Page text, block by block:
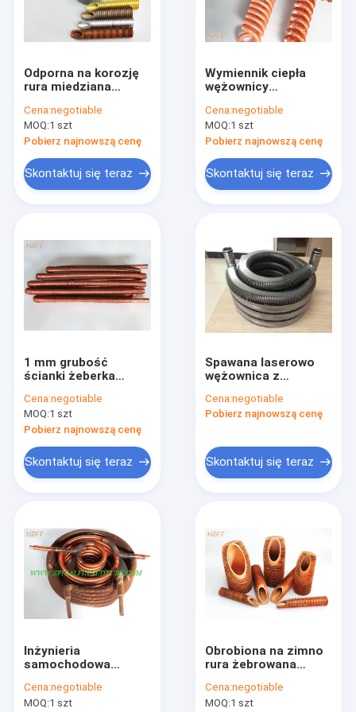
Dom
Produkty
Wycieczka po fabryce
Kontrola jakości
Poprosić o wycenę
Spiralna rura żebrowana
Miedziana rura żebrowana
Aluminiowa rura żebrowa
Wytłaczana rura płetwowa
Rura żebrowana ze stali nierdzewnej
Odporna na korozję
rura miedziana
odpowiednia do
kotłów
kondensacyjnych
Cena:negotiable
MOQ:1 szt
Pobierz najnowszą cenę
Skontaktuj się teraz
Wymiennik ciepła
wężownicy
ISO w skraplaczu
chłodniczym /
parowniku
Cena:negotiable
MOQ:1 szt
Pobierz najnowszą cenę
Skontaktuj się teraz
1 mm grubość
ścianki żeberka
cewki z materiałem
C12000 / C12200
Cena:negotiable
MOQ:1 szt
Pobierz najnowszą cenę
Skontaktuj się teraz
Spawana laserowo
wężownica z
chłodnicy oleju /
układu słonecznego /
Cena:negotiable
Pobierz najnowszą cenę
Skontaktuj się teraz
Inżynieria
samochodowa
żebrowaną cewką
skraplacza
Cena:negotiable
MOQ:1 szt
Obrobiona na zimno
rura żebrowana
chłodzenia
powietrzem / rur
Cena:negotiable
MOQ:1 szt